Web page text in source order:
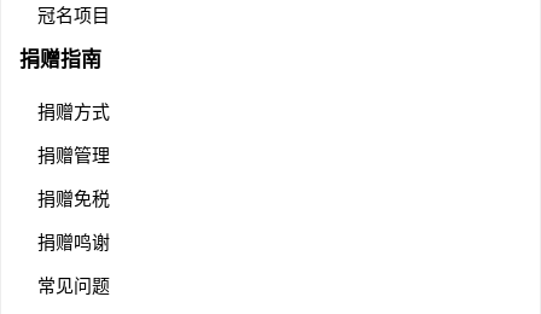
冠名项目
捐赠指南
捐赠方式
捐赠管理
捐赠免税
捐赠鸣谢
常见问题